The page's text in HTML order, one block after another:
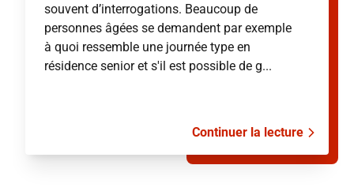
souvent d’interrogations. Beaucoup de
personnes âgées se demandent par exemple
à quoi ressemble une journée type en
résidence senior et s'il est possible de g...
Continuer la lecture